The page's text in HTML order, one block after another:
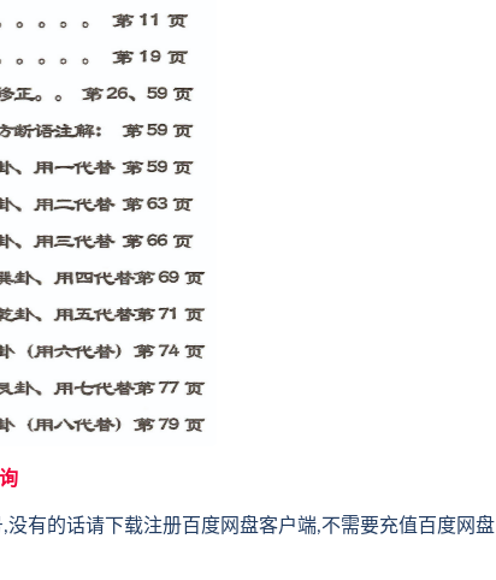
有的话请下载注册百度网盘客户端,不需要充值百度网盘